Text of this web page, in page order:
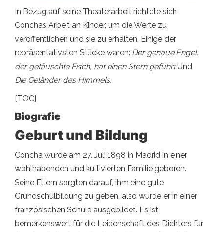
In Bezug auf seine Theaterarbeit richtete sich
Conchas Arbeit an Kinder, um die Werte zu
veröffentlichen und sie zu erhalten. Einige der
repräsentativsten Stücke waren: Der genaue Engel,
der getäuschte Fisch, hat einen Stern geführtUnd
Die Geländer des Himmels.
[TOC]
Biografie
Geburt und Bildung
Concha wurde am 27. Juli 1898 in Madrid in einer
wohlhabenden und kultivierten Familie geboren.
Seine Eltern sorgten darauf, ihm eine gute
Grundschulbildung zu geben, also wurde er in einer
französischen Schule ausgebildet. Es ist
bemerkenswert für die Leidenschaft des Dichters für